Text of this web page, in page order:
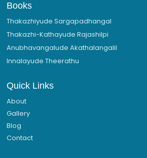
Books
Thakazhiyude Sargapadhangal
Thakazhi-Kathayude Rajashilpi
Anubhavangalude Akathalangalil
Innalayude Theerathu
Quick Links
About
Gallery
Blog
Contact